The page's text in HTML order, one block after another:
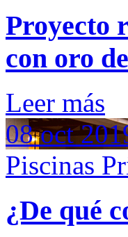
Proyecto
con oro
Leer más
08 oct
Piscinas
¿De qué